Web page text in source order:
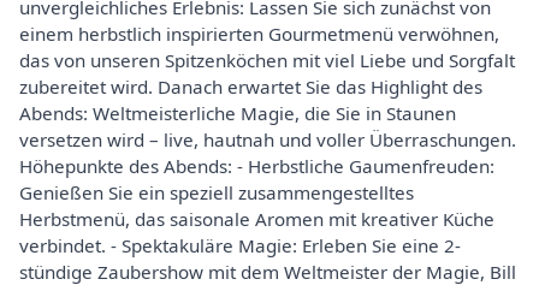
unvergleichliches Erlebnis: Lassen Sie sich zunächst von
einem herbstlich inspirierten Gourmetmenü verwöhnen,
das von unseren Spitzenköchen mit viel Liebe und Sorgfalt
zubereitet wird. Danach erwartet Sie das Highlight des
Abends: Weltmeisterliche Magie, die Sie in Staunen
versetzen wird – live, hautnah und voller Überraschungen.
Höhepunkte des Abends: - Herbstliche Gaumenfreuden:
Genießen Sie ein speziell zusammengestelltes
Herbstmenü, das saisonale Aromen mit kreativer Küche
verbindet. - Spektakuläre Magie: Erleben Sie eine 2-
stündige Zaubershow mit dem Weltmeister der Magie, Bill